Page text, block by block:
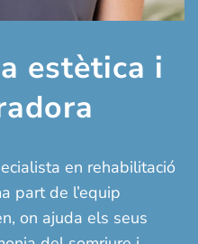
estètica i
en rehabilitació
part de l’equip
on ajuda els seus